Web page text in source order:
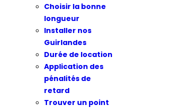
Choisir la bonne
longueur
Installer nos
Guirlandes
Durée de location
Application des
pénalités de
retard
Trouver un point